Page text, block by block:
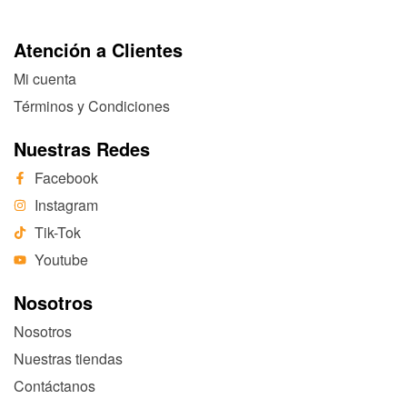
Atención a Clientes
Mi cuenta
Términos y Condiciones
Nuestras Redes
Facebook
Instagram
Tik-Tok
Youtube
Nosotros
Nosotros
Nuestras tiendas
Contáctanos